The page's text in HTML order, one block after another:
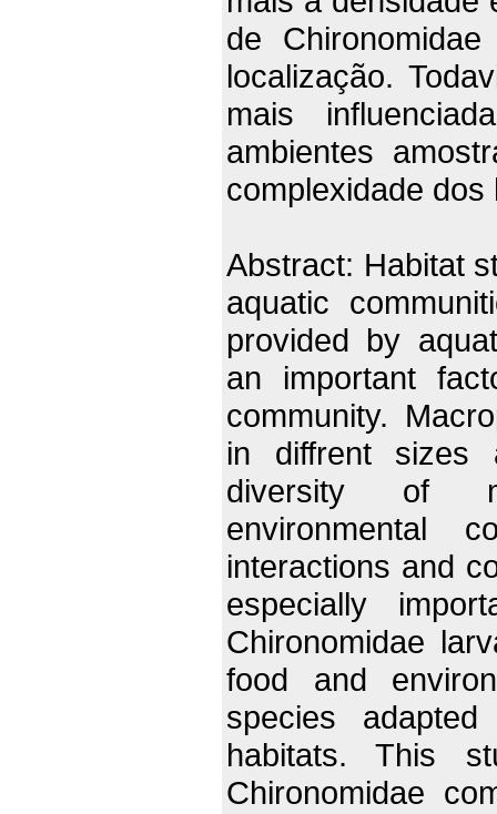
de
localização.
mais
ambientes
complexidade dos
Abstract: Habitat
aquatic
provided by
an important
community.
in diffrent sizes
diversity of
environmental
interactions and
especially
Chironomidae
food and
species
habitats. This
Chironomidae